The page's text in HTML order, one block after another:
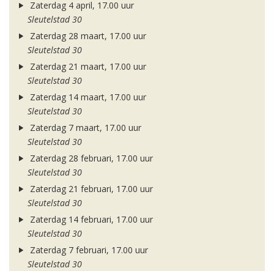
Zaterdag 4 april, 17.00 uur
Sleutelstad 30
Zaterdag 28 maart, 17.00 uur
Sleutelstad 30
Zaterdag 21 maart, 17.00 uur
Sleutelstad 30
Zaterdag 14 maart, 17.00 uur
Sleutelstad 30
Zaterdag 7 maart, 17.00 uur
Sleutelstad 30
Zaterdag 28 februari, 17.00 uur
Sleutelstad 30
Zaterdag 21 februari, 17.00 uur
Sleutelstad 30
Zaterdag 14 februari, 17.00 uur
Sleutelstad 30
Zaterdag 7 februari, 17.00 uur
Sleutelstad 30